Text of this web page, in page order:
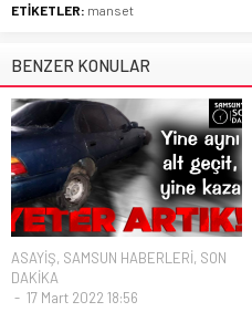
ETİKETLER: manset
BENZER KONULAR
ASAYİŞ, SAMSUN HABERLERİ, SON
DAKİKA
17 Mart 2022 18:56